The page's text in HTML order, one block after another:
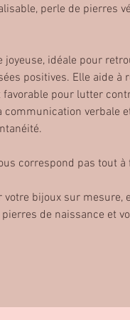
perle de pierres
joyeuse, idéale pour
positives. Elle aide à
pour lutter
verbale
correspond pas tout à
votre bijoux sur mesure,
de naissance et